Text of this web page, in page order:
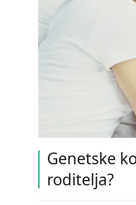
Genetske
roditelja?